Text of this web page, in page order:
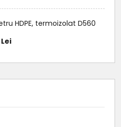
HDPE, termoizolat D560